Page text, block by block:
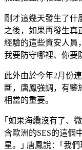
剛才這幾天發生了什
之後，如果再發生真
經驗的這些資安人員
我要防守哪裡、你要
此外由於今年2月份
斷，唐鳳強調，有鑒
相當的重要。
｢如果海纜沒有了、
含歐洲的SES的這個
星。｣ 唐鳳說：｢我們